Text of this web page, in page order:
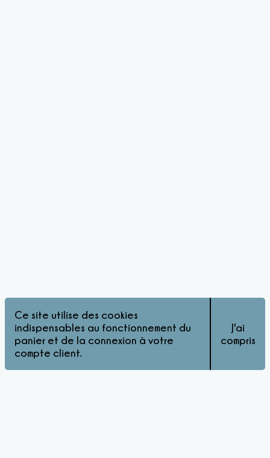
Ce site utilise des cookies
indispensables au fonctionnement du
panier et de la connexion à votre
compte client.
J'ai
compris